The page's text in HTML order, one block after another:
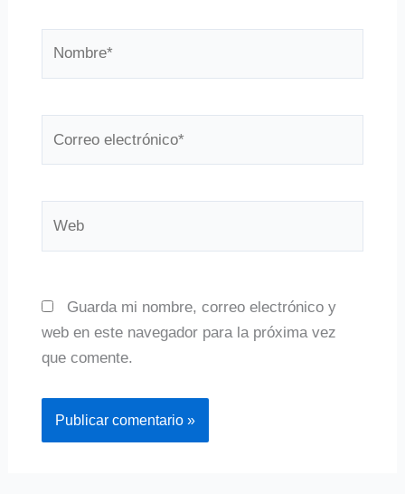
Guarda mi nombre, correo electrónico y
web en este navegador para la próxima vez
que comente.